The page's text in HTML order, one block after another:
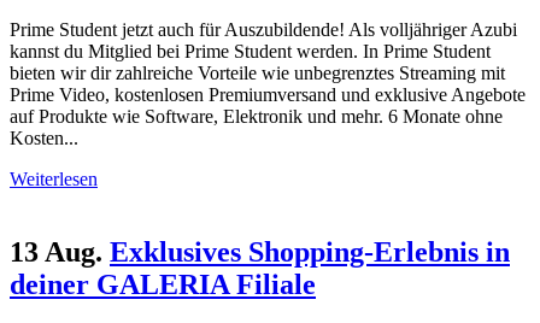
Prime Student jetzt auch für Auszubildende! Als volljähriger Azubi
kannst du Mitglied bei Prime Student werden. In Prime Student
bieten wir dir zahlreiche Vorteile wie unbegrenztes Streaming mit
Prime Video, kostenlosen Premiumversand und exklusive Angebote
auf Produkte wie Software, Elektronik und mehr. 6 Monate ohne
Kosten...
Weiterlesen
13 Aug. Exklusives Shopping-Erlebnis in
deiner GALERIA Filiale